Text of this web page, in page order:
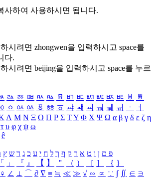
사하여 사용하시면 됩니다.
시려면 zhongwen을 입력하시고 space를
다.
시려면 beijing을 입력하시고 space를 누르
ㅬ ㅭ ㅮ ㅯ ㅰ ㅱ ㅲ ㅳ ㅴ ㅵ ㅶ ㅷ ㅸ
ㅹ
ㆁ ㆂ ㆃ ㆄ ㆅ ㆆ ㆇ ㆈ ㆉ ㆊ ㆋ ㆌ ㆍ
ㆎ
Λ Μ Ν Ξ Ο Π Ρ Σ ΤΥ Φ Χ Ψ Ω α β γ δ ε ζ η
τ υ φ χ ψ ω
ê
פ ם ן ו ט א ר ק ף ך ל ח י ע כ ג ד ש ץ
「 」 『 』 【 】 ＂ （ ） ［ ］ ｛ ｝
♀ ∠ ⊥ ⌒ ∂ ∇ ≡ ≒ ≪ ≫ √ ∽ ∝ ∵ ∫ ∬ ∈ ∋